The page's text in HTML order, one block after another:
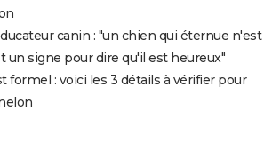
canin : "un chien qui éternue n'est
un signe pour dire qu'il est heureux"
formel : voici les 3 détails à vérifier pour